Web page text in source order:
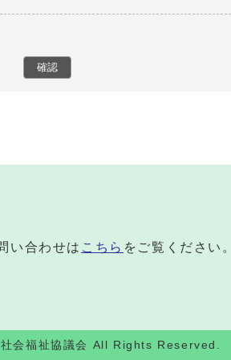
い合わせは こちら をご覧ください。
会福祉協議会 All Rights Reserved.